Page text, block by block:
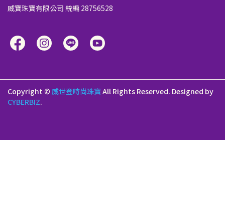
威寶珠寶有限公司 統編 28756528
Copyright © 威世登時尚珠寶 All Rights Reserved. Designed by
CYBERBIZ.